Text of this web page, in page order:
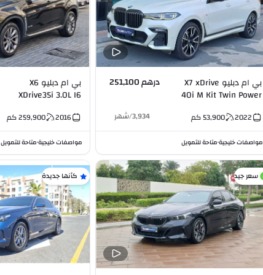
بي ام دبليو X7 xDrive
40i M Kit Twin Power
درهم 251,100
2022
53,900كم 3,934
/شهر
مواصفات خليجية•متاحة للتمويل
بي ام دبليو X6
XDrive35i 3.0L I6
2016
259,900كم
مواصفات خليجية•متاحة للتمويل
سعر جيد كأنها جديدة